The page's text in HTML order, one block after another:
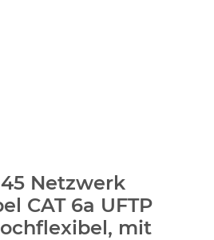
Netzwerk
CAT 6a UFTP
mit